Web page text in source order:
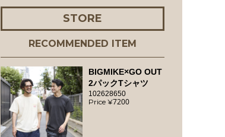
STORE
RECOMMENDED ITEM
BIGMIKE×GO OUT
2パックTシャツ
102628650
7200